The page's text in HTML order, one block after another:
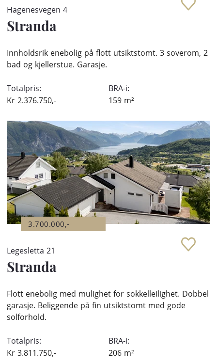
Hagenesvegen 4
Stranda
Innholdsrik enebolig på flott utsiktstomt. 3 soverom, 2
bad og kjellerstue. Garasje.
Totalpris:
Kr 2.376.750,-
BRA-i:
159 m²
3.700.000,-
Legesletta 21
Stranda
Flott enebolig med mulighet for sokkelleilighet. Dobbel
garasje. Beliggende på fin utsiktstomt med gode
solforhold.
Totalpris:
Kr 3.811.750,-
BRA-i:
206 m²